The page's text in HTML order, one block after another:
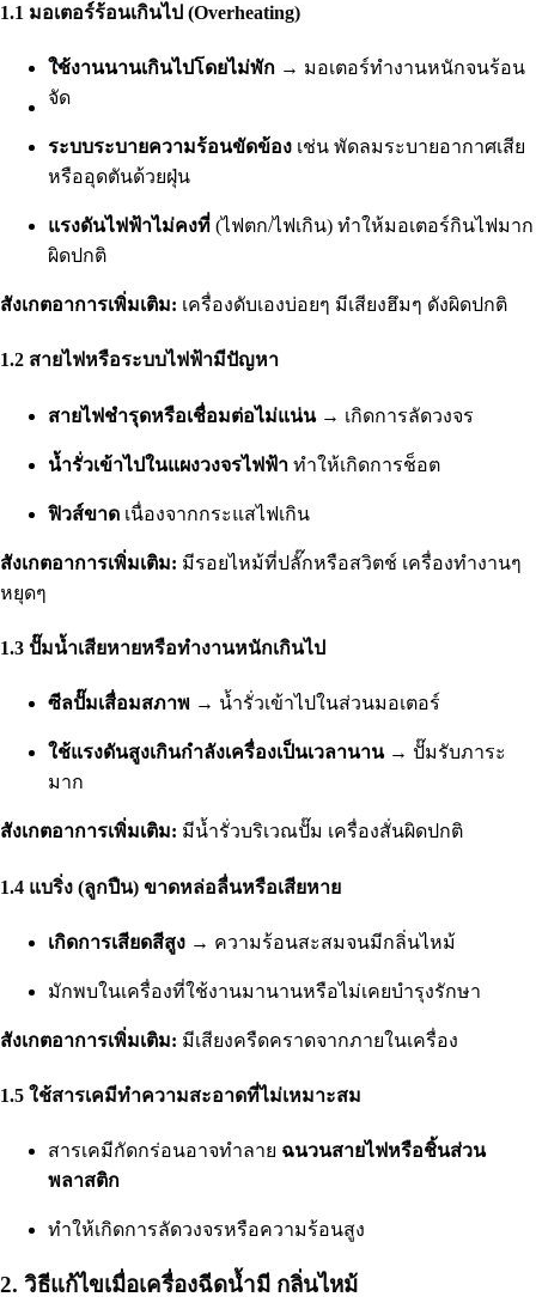
1.1 มอเตอร์ร้อนเกินไป (Overheating)
ใช้งานนานเกินไปโดยไม่พัก → มอเตอร์ทำงานหนักจนร้อน
จัด
ระบบระบายความร้อนขัดข้อง เช่น พัดลมระบายอากาศเสีย
หรืออุดตันด้วยฝุ่น
แรงดันไฟฟ้าไม่คงที่ (ไฟตก/ไฟเกิน) ทำให้มอเตอร์กินไฟมาก
ผิดปกติ
สังเกตอาการเพิ่มเติม: เครื่องดับเองบ่อยๆ มีเสียงฮึมๆ ดังผิดปกติ
1.2 สายไฟหรือระบบไฟฟ้ามีปัญหา
สายไฟชำรุดหรือเชื่อมต่อไม่แน่น→ เกิดการลัดวงจร
น้ำรั่วเข้าไปในแผงวงจรไฟฟ้า ทำให้เกิดการช็อต
ฟิวส์ขาด เนื่องจากกระแสไฟเกิน
สังเกตอาการเพิ่มเติม: มีรอยไหม้ที่ปลั๊กหรือสวิตช์ เครื่องทำงานๆ
หยุดๆ
1.3 ปั๊มน้ำเสียหายหรือทำงานหนักเกินไป
ซีลปั๊มเสื่อมสภาพ → น้ำรั่วเข้าไปในส่วนมอเตอร์
ใช้แรงดันสูงเกินกำลังเครื่องเป็นเวลานาน→ ปั๊มรับภาระ
มาก
สังเกตอาการเพิ่มเติม: มีน้ำรั่วบริเวณปั๊ม เครื่องสั่นผิดปกติ
1.4 แบริ่ง (ลูกปืน) ขาดหล่อลื่นหรือเสียหาย
เกิดการเสียดสีสูง → ความร้อนสะสมจนมีกลิ่นไหม้
มักพบในเครื่องที่ใช้งานมานานหรือไม่เคยบำรุงรักษา
สังเกตอาการเพิ่มเติม: มีเสียงครืดคราดจากภายในเครื่อง
1.5 ใช้สารเคมีทำความสะอาดที่ไม่เหมาะสม
สารเคมีกัดกร่อนอาจทำลาย ฉนวนสายไฟหรือชิ้นส่วน
พลาสติก
ทำให้เกิดการลัดวงจรหรือความร้อนสูง
2. วิธีแก้ไขเมื่อเครื่องฉีดน้ำมี กลิ่นไหม้